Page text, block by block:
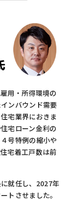
用・所得環境の
ンバウンド需要
宅業界におきま
宅ローン金利の
号特例の縮小や
宅着工戸数は前
就任し、2027年
トさせました。